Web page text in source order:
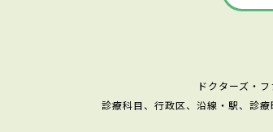
ドクターズ・
診療科目、行政区、沿線・駅、診